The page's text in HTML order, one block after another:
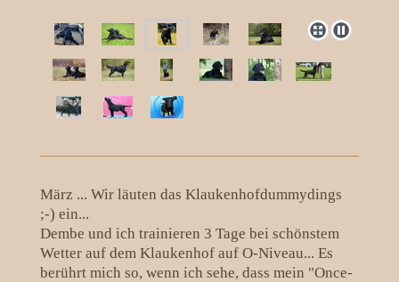
März ... Wir läuten das Klaukenhofdummydings
;-) ein...
Dembe und ich trainieren 3 Tage bei schönstem
Wetter auf dem Klaukenhof auf O-Niveau... Es
berührt mich so, wenn ich sehe, dass mein "Once-